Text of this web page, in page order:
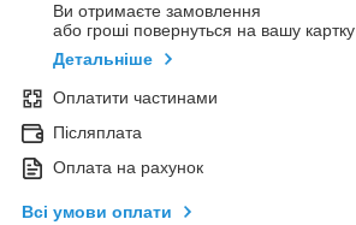
Ви отримаєте замовлення
або гроші повернуться на вашу картку
Детальніше
Оплатити частинами
Післяплата
Оплата на рахунок
Всі умови оплати